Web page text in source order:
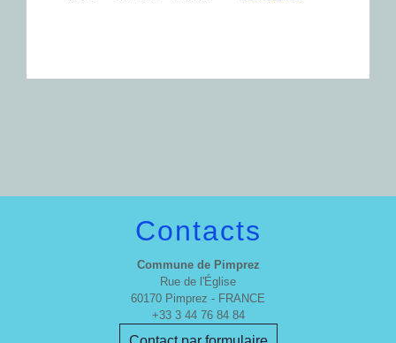
Contacts
Commune de Pimprez
Rue de l'Église
60170 Pimprez - FRANCE
+33 3 44 76 84 84